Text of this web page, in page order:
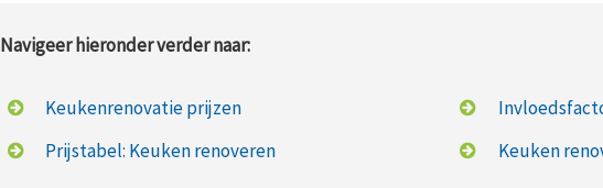
Navigeer hieronder verder naar:
Keukenrenovatie prijzen
Prijstabel: Keuken renoveren
Keuken